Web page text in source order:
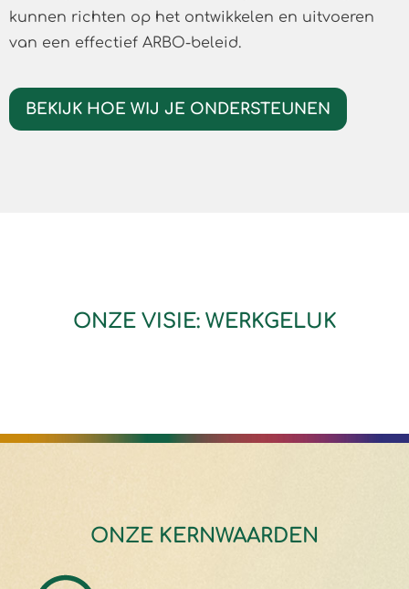
kunnen richten op het ontwikkelen en uitvoeren
van een effectief ARBO-beleid.
BEKIJK HOE WIJ JE ONDERSTEUNEN
ONZE VISIE: WERKGELUK
ONZE KERNWAARDEN